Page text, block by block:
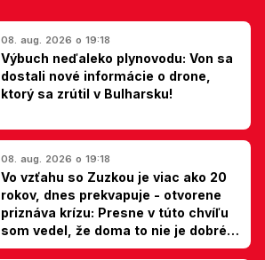
08. aug. 2026 o 19:18
Výbuch neďaleko plynovodu: Von sa
dostali nové informácie o drone,
ktorý sa zrútil v Bulharsku!
08. aug. 2026 o 19:18
Vo vzťahu so Zuzkou je viac ako 20
rokov, dnes prekvapuje - otvorene
priznáva krízu: Presne v túto chvíľu
som vedel, že doma to nie je dobré,
hovorí Milan Ondrík